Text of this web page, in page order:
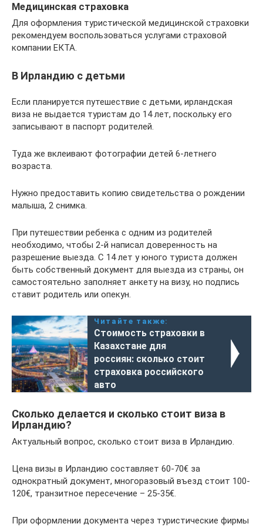
Медицинская страховка
Для оформления туристической медицинской страховки
рекомендуем воспользоваться услугами страховой
компании ЕКТА.
В Ирландию с детьми
Если планируется путешествие с детьми, ирландская
виза не выдается туристам до 14 лет, поскольку его
записывают в паспорт родителей.
Туда же вклеивают фотографии детей 6-летнего
возраста.
Нужно предоставить копию свидетельства о рождении
малыша, 2 снимка.
При путешествии ребенка с одним из родителей
необходимо, чтобы 2-й написал доверенность на
разрешение выезда. С 14 лет у юного туриста должен
быть собственный документ для выезда из страны, он
самостоятельно заполняет анкету на визу, но подпись
ставит родитель или опекун.
Читайте также:
Стоимость страховки в
Казахстане для
россиян: сколько стоит
страховка российского
авто
Сколько делается и сколько стоит виза в
Ирландию?
Актуальный вопрос, сколько стоит виза в Ирландию.
Цена визы в Ирландию составляет 60-70€ за
однократный документ, многоразовый въезд стоит 100-
120€, транзитное пересечение – 25-35€.
При оформлении документа через туристические фирмы